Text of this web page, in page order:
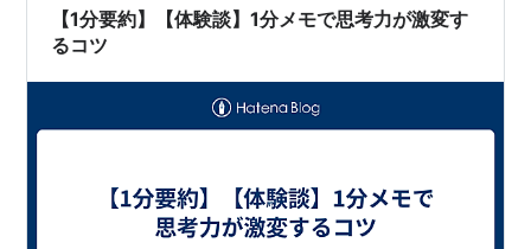
（例：ポイントは３つ～） MECEを順守するがあまり敢
えて全部言わない→優…
【1分要約】【体験談】1分メモで思考力が激変す
るコツ